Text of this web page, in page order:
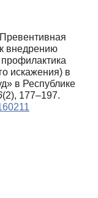
к внедрению
профилактика
искажения) в
в Республике
(2), 177–197.